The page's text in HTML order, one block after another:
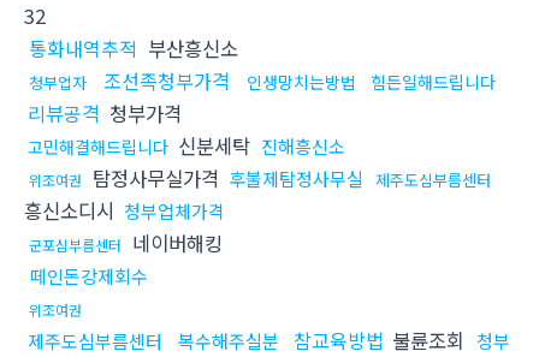
32
통화내역추적 부산흥신소
청부업자 조선족청부가격 인생망치는방법 힘든일해드립니다
리뷰공격 청부가격
고민해결해드립니다 신분세탁 진해흥신소
위조여권 탐정사무실가격 후불제탐정사무실 제주도심부름센터
흥신소디시 청부업체가격
군포심부름센터 네이버해킹
떼인돈강제회수
위조여권
제주도심부름센터 복수해주실분 참교육방법 불륜조회
청부